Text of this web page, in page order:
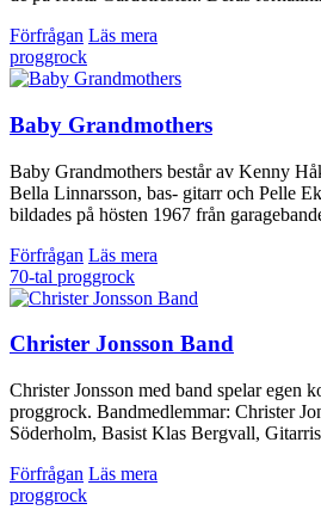
Förfrågan Läs mera
proggrock
Baby Grandmothers
Baby Grandmothers består av Kenny
Bella Linnarsson, bas- gitarr och Pelle
bildades på hösten 1967 från
Förfrågan Läs mera
70-tal proggrock
Christer Jonsson Band
Christer Jonsson med band spelar egen
proggrock. Bandmedlemmar: Christer
Söderholm, Basist Klas Bergvall,
Förfrågan Läs mera
proggrock